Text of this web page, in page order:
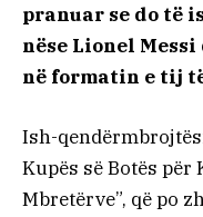
pranuar se do të
nëse Lionel
në formatin e tij
Ish-
Kupës së Botës për
Mbretërve”, që po